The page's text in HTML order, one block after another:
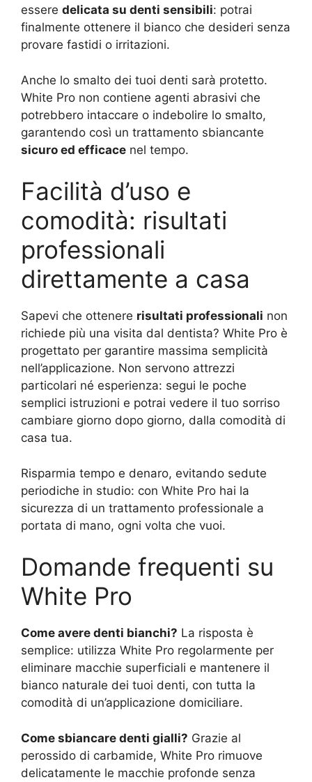
essere delicata su denti sensibili: potrai
finalmente ottenere il bianco che desideri senza
provare fastidi o irritazioni.
Anche lo smalto dei tuoi denti sarà protetto.
White Pro non contiene agenti abrasivi che
potrebbero intaccare o indebolire lo smalto,
garantendo così un trattamento sbiancante
sicuro ed efficace nel tempo.
Facilità d’uso e
comodità: risultati
professionali
direttamente a casa
Sapevi che ottenere risultati professionali non
richiede più una visita dal dentista? White Pro è
progettato per garantire massima semplicità
nell’applicazione. Non servono attrezzi
particolari né esperienza: segui le poche
semplici istruzioni e potrai vedere il tuo sorriso
cambiare giorno dopo giorno, dalla comodità di
casa tua.
Risparmia tempo e denaro, evitando sedute
periodiche in studio: con White Pro hai la
sicurezza di un trattamento professionale a
portata di mano, ogni volta che vuoi.
Domande frequenti su
White Pro
Come avere denti bianchi? La risposta è
semplice: utilizza White Pro regolarmente per
eliminare macchie superficiali e mantenere il
bianco naturale dei tuoi denti, con tutta la
comodità di un’applicazione domiciliare.
Come sbiancare denti gialli? Grazie al
perossido di carbamide, White Pro rimuove
delicatamente le macchie profonde senza